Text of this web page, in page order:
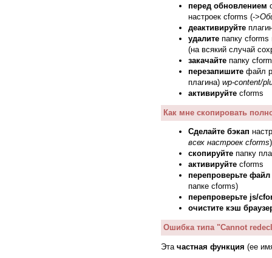
перед обновлением
настроек cforms (->
деактивируйте
удалитепапку cforms
(на всякий случай
закачайте папку
перезапишитефайл
плагина) wp-content/
активируйте cforms
Как мне скопировать
Сделайте бэкап
всех настроек cforms)
скопируйте папку
активируйте cforms
перепроверьте
папке cforms)
перепроверьте js/
очистите кэш
Ошибка типа "Cannot
Эта частная функция (ее